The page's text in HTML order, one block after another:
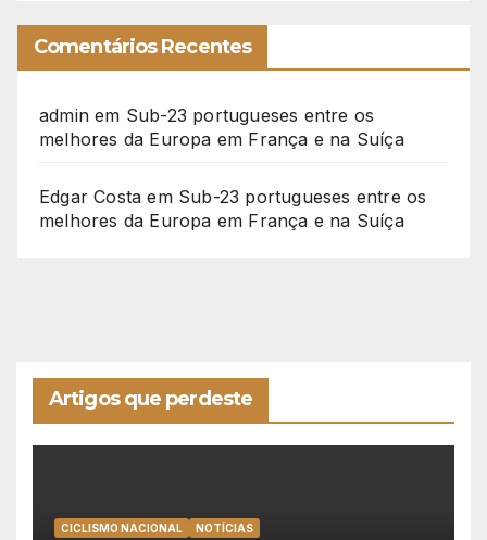
Comentários Recentes
admin em Sub-23 portugueses entre os
melhores da Europa em França e na Suíça
Edgar Costa em Sub-23 portugueses entre os
melhores da Europa em França e na Suíça
Artigos que perdeste
CICLISMO NACIONAL NOTÍCIAS